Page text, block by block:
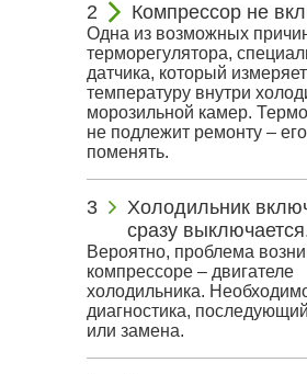
Компрессор не
Одна из возможных
терморегулятора,
датчика, который измеряет
температуру внутри
морозильной камер.
не подлежит ремонту –
поменять.
Холодильник
сразу
Вероятно, проблема
компрессоре – двигателе
холодильника.
диагностика,
или замена.